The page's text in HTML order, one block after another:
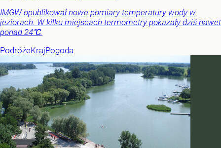
IMGW opublikował nowe pomiary temperatury wody w
jeziorach. W kilku miejscach termometry pokazały dziś nawet
ponad 24℃.
PodróżeKrajPogoda